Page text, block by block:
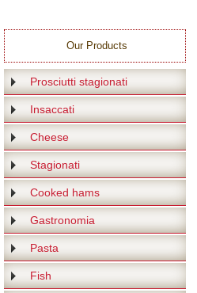
Our Products
Prosciutti stagionati
Insaccati
Cheese
Stagionati
Cooked hams
Gastronomia
Pasta
Fish